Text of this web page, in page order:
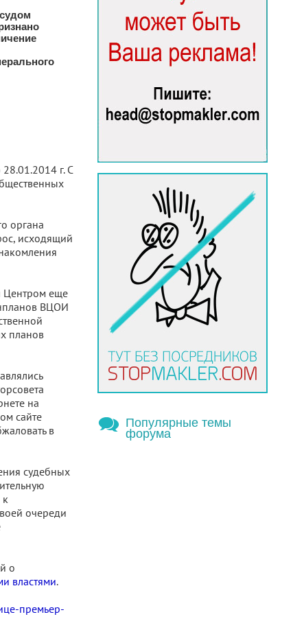
г. С
органа
исходящий
Центром еще
ВЦОИ
планов
на
сайте
в
судебных
очереди
о
властями.
премьер-
Популярные темы
форума